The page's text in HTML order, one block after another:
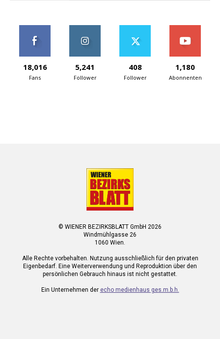
18,016
Fans
5,241
Follower
408
Follower
1,180
Abonnenten
© WIENER BEZIRKSBLATT GmbH 2026
Windmühlgasse 26
1060 Wien.
Alle Rechte vorbehalten. Nutzung ausschließlich für den privaten
Eigenbedarf. Eine Weiterverwendung und Reproduktion über den
persönlichen Gebrauch hinaus ist nicht gestattet.
Ein Unternehmen der echo medienhaus ges.m.b.h.